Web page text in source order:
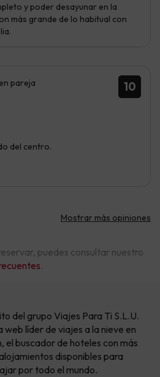
y poder desayunar en la
más grande de lo habitual con
10
pareja
del centro.
Mostrar más opiniones
puedes consultar nuestro
.
del grupo Viajes Para Ti S.L.U.
web líder de viajes a la nieve en
el buscador de hoteles con más
disponibles para
por todo el mundo.